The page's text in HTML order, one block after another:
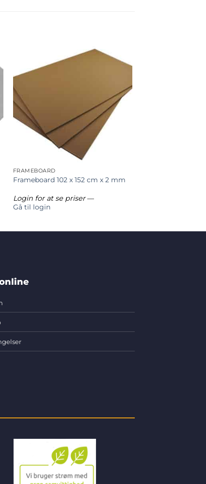
FRAMEBOARD
Frameboard 102 x 152 cm x 2 mm
Login for at se priser—
Gå til login